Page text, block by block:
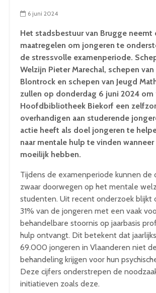
6 juni 2024
Het stadsbestuur van Brugge neemt
maatregelen om jongeren te
de stressvolle examenperiode.
Welzijn Pieter Marechal, schepen
Blontrock en schepen van Jeugd
zullen op donderdag 6 juni 2024 om
Hoofdbibliotheek Biekorf een
overhandigen aan studerende
actie heeft als doel jongeren te
naar mentale hulp te vinden
moeilijk hebben.
Tijdens de examenperiode kunnen de
zwaar doorwegen op het mentale
studenten. Uit recent onderzoek blijkt
31% van de jongeren met een vaak
behandelbare stoornis op jaarbasis
hulp ontvangt. Dit betekent dat
69.000 jongeren in Vlaanderen niet
behandeling krijgen voor hun
Deze cijfers onderstrepen de
initiatieven zoals deze.